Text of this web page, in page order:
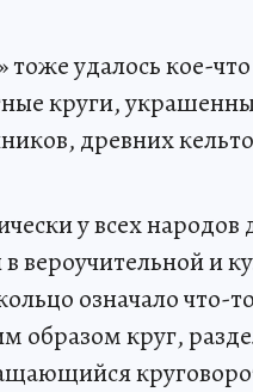
удалось кое-
круги,
древних
у всех
вероучительной и
означало что-
образом круг,